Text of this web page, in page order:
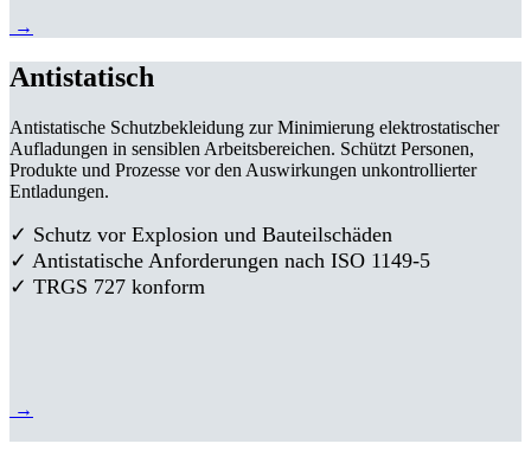
→
Antistatisch
Antistatische Schutzbekleidung zur Minimierung elektrostatischer
Aufladungen in sensiblen Arbeitsbereichen. Schützt Personen,
Produkte und Prozesse vor den Auswirkungen unkontrollierter
Entladungen.
✓ Schutz vor Explosion und Bauteilschäden
✓ Antistatische Anforderungen nach ISO 1149-5
✓ TRGS 727 konform
→